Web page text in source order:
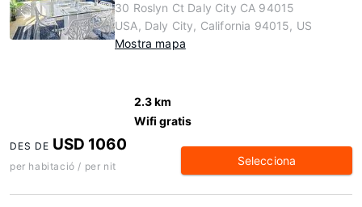
30 Roslyn Ct Daly City CA 94015
USA, Daly City, California 94015, US
Mostra mapa
2.3 km
Wifi gratis
DES DE USD 1060
per habitació / per nit Selecciona